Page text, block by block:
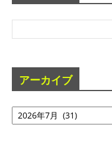
アーカイブ
ア
ー